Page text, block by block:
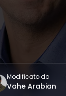
Modificato da
Vahe Arabian